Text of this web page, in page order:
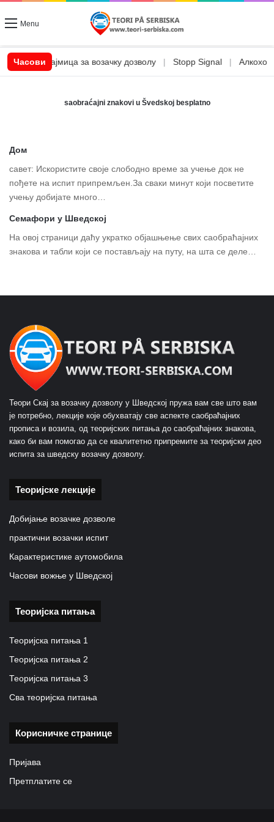
Menu
Часови
CSN позајмица за возачку дозволу | Stopp Signal | Алкохол и
saobraćajni znakovi u Švedskoj besplatno
Дом
савет: Искористите своје слободно време за учење док не
пођете на испит припремљен.За сваки минут који посветите
учењу добијате много…
Семафори у Шведској
На овој страници даћу укратко објашњење свих саобраћајних
знакова и табли који се постављају на путу, на шта се деле…
Теори Скај за возачку дозволу у Шведској пружа вам све што вам
је потребно, лекције које обухватају све аспекте саобраћајних
прописа и возила, од теоријских питања до саобраћајних знакова,
како би вам помогао да се квалитетно припремите за теоријски део
испита за шведску возачку дозволу.
Теоријске лекције
Добијање возачке дозволе
практични возачки испит
Карактеристике аутомобила
Часови вожње у Шведској
Теоријска питања
Теоријска питања 1
Теоријска питања 2
Теоријска питања 3
Сва теоријска питања
Корисничке странице
Пријава
Претплатите се